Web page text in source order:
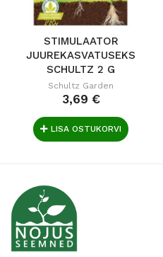
STIMULAATOR
JUUREKASVATUSEKS
SCHULTZ 2 G
Schultz Garden
3,69 €
LISA OSTUKORVI